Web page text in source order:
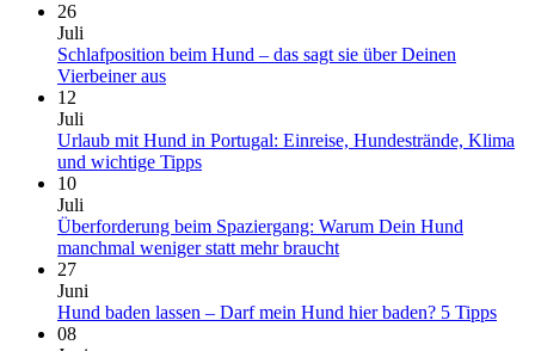
26
Juli
Schlafposition beim Hund – das sagt sie über Deinen
Vierbeiner ausKeine
Schlafposition
beim
das
sagt
Deinen
12
Juli
Urlaub mit Hund in Portugal: Einreise, Hundestrände, Klima
und wichtige TippsKeine
Urlaub
mit
Portugal:
10
Juli
Überforderung beim Spaziergang: Warum Dein Hund
manchmal weniger statt mehr brauchtKeine
Überforderung
27
Juni
Hund baden lassen – Darf mein Hund hier baden? 5 Tipps
08